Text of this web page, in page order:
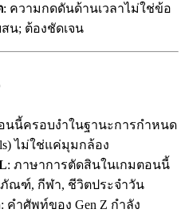
: ความกดดันด้านเวลาไม่ใช่ข้อ
น; ต้องชัดเจน
นนี้ครอบงำในฐานะการกำหนด
ไม่ใช่แค่มุมกล้อง
: ภาษาการตัดสินในเกมตอนนี้
ณฑ์, กีฬา, ชีวิตประจำวัน
: คำศัพท์ของ Gen Z กำลัง